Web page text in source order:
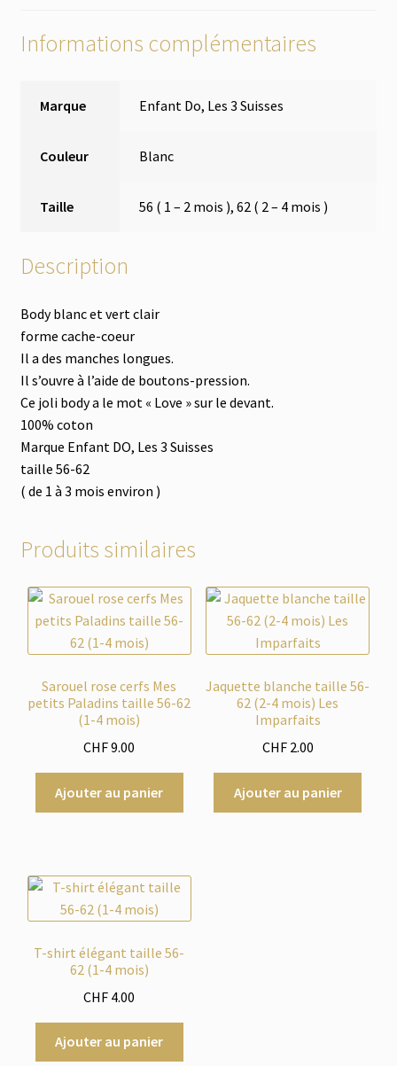
Informations complémentaires
Marque Enfant Do, Les 3 Suisses
Couleur Blanc
Taille 56 ( 1 – 2 mois ), 62 ( 2 – 4 mois )
Description
Body blanc et vert clair
forme cache-coeur
Il a des manches longues.
Il s’ouvre à l’aide de boutons-pression.
Ce joli body a le mot « Love » sur le devant.
100% coton
Marque Enfant DO, Les 3 Suisses
taille 56-62
( de 1 à 3 mois environ )
Produits similaires
Sarouel rose cerfs Mes
petits Paladins taille 56-62
(1-4 mois)
CHF9.00
Ajouter au panier
Jaquette blanche taille 56-
62 (2-4 mois) Les
Imparfaits
CHF2.00
Ajouter au panier
T-shirt élégant taille 56-
62 (1-4 mois)
CHF 4.00
Ajouter au panier